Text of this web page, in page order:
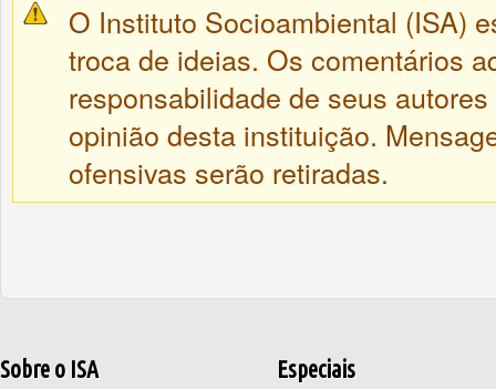
O Instituto Socioambiental (ISA)
troca de ideias. Os comentários
responsabilidade de seus
opinião desta instituição.
ofensivas serão retiradas.
Sobre o ISA Especiais